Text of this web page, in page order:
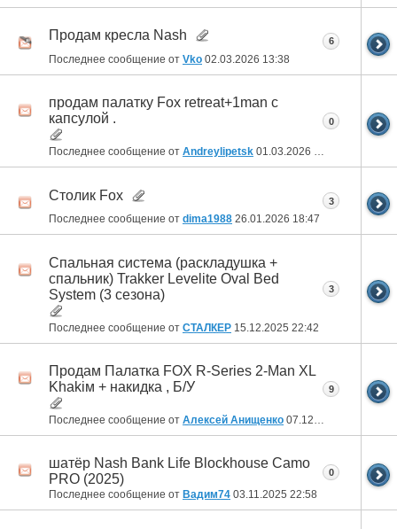
Продам кресла Nash
Последнее сообщение от Vko 02.03.2026 13:38
6
продам палатку Fox retreat+1man с
капсулой .
Последнее сообщение от Andreylipetsk 01.03.2026 18:13
0
Столик Fox
Последнее сообщение от dima1988 26.01.2026 18:47
3
Спальная система (раскладушка +
спальник) Trakker Levelite Oval Bed
System (3 сезона)
Последнее сообщение от СТАЛКЕР 15.12.2025 22:42
3
Продам Палатка FOX R-Series 2-Man XL
Khakiм + накидка , Б/У
Последнее сообщение от Алексей Анищенко 07.12.2025
9
шатёр Nash Bank Life Blockhouse Camo
PRO (2025)
Последнее сообщение от Вадим74 03.11.2025 22:58
0